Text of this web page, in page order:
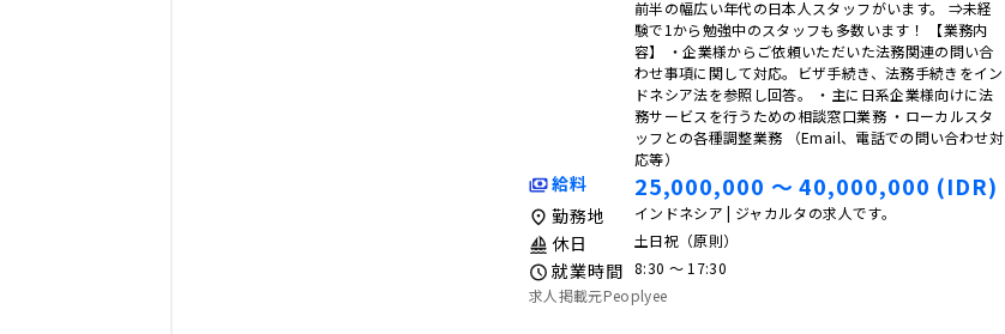
前半の幅広い年代の日本人スタッフがいます。 ⇒未経
験で1から勉強中のスタッフも多数います！ 【業務内
容】 ・企業様からご依頼いただいた法務関連の問い合
わせ事項に関して対応。ビザ手続き、法務手続きをイン
ドネシア法を参照し回答。 ・主に日系企業様向けに法
務サービスを行うための相談窓口業務 ・ローカルスタ
ッフとの各種調整業務 （Email、電話での問い合わせ対
応等）
給料 25,000,000 〜 40,000,000 (IDR)
勤務地 インドネシア | ジャカルタの求人です。
休日 土日祝（原則）
就業時間
8:30 〜 17:30
求人掲載元Peoplyee